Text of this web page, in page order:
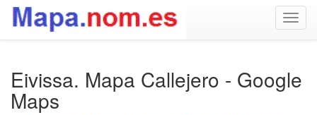
Eivissa. Mapa Callejero - Google
Maps